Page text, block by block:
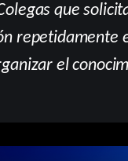
que
repetidamente
el